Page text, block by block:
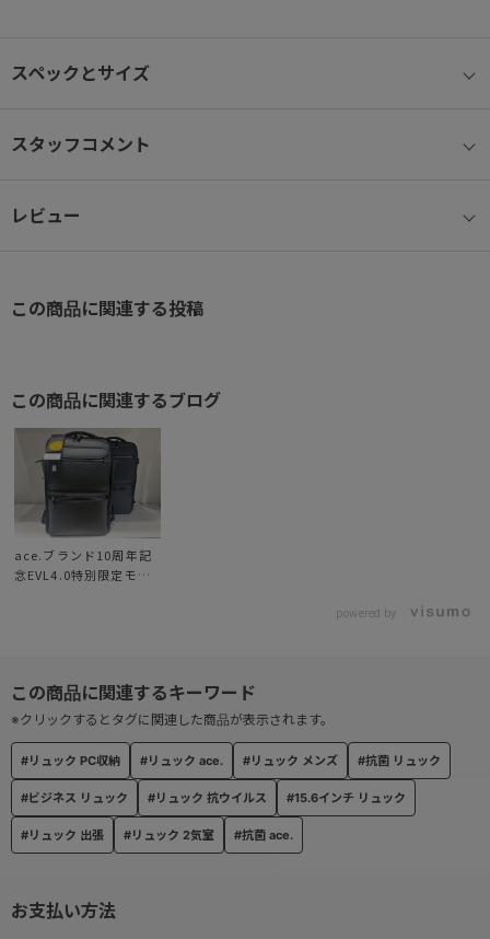
15.6インチノートPCはもちろん、書類やタブレット等も安定して収
※参考収納寸法
負荷を軽減するショルダーハーネスを開発。
● バーテクト® 搭載ポケット
前面ポケットには抗ウイルス・抗菌加工を施したバーテクト®生地
を使用。
● オーガナイザーポケット
● セットアップ機能
移動中のバッグのずれやふらつきを抑え、ビジネス出張を快適にサ
ポートします。
スペックとサイズ
スタッフコメント
レビュー
お支払い方法
#リュック PC収納 #リュック ace. #リュック メンズ #抗菌 リュック
#ビジネス リュック #リュック 抗ウイルス #15.6インチ リュック
#リュック 出張 #リュック 2気室 #抗菌 ace.
※クリックするとタグに関連した商品が表示されます。
この商品に関連する投稿
この商品に関連するブログ
ace.ブランド10周年記
念EVL4.0特別限定モデ
powered by